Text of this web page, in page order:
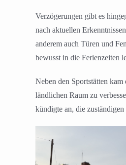
Verzögerungen gibt es
nach aktuellen
anderem auch Türen und
bewusst in die Ferienzeiten
Neben den Sportstätten
ländlichen Raum zu
kündigte an, die